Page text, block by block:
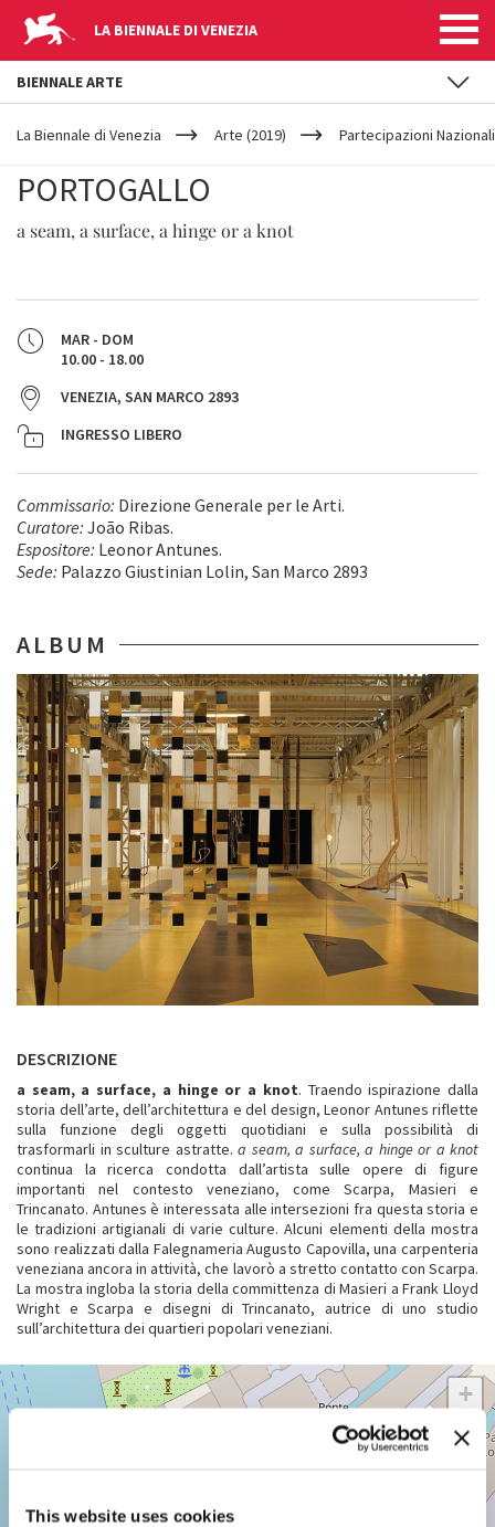
This website uses cookies
LA BIENNALE DI VENEZIA
YOUR
ARE
La Biennale di Venezia Arte (2019) Partecipazioni Nazionali
PORTOGALLO
a seam, a surface, a hinge or a knot
MAR - DOM
10.00 - 18.00
VENEZIA, SAN MARCO 2893
INGRESSO LIBERO
Commissario: Direzione Generale per le Arti.
Curatore: João Ribas.
Espositore: Leonor Antunes.
Sede: Palazzo Giustinian Lolin, San Marco 2893
ALBUM
DESCRIZIONE
a seam, a surface, a hinge or a knot. Traendo ispirazione dalla
storia dell’arte, dell’architettura e del design, Leonor Antunes riflette
sulla funzione degli oggetti quotidiani e sulla possibilità di
trasformarli in sculture astratte. a seam, a surface, a hinge or a knot
continua la ricerca condotta dall’artista sulle opere di figure
importanti nel contesto veneziano, come Scarpa, Masieri e
Trincanato. Antunes è interessata alle intersezioni fra questa storia e
le tradizioni artigianali di varie culture. Alcuni elementi della mostra
sono realizzati dalla Falegnameria Augusto Capovilla, una carpenteria
veneziana ancora in attività, che lavorò a stretto contatto con Scarpa.
La mostra ingloba la storia della committenza di Masieri a Frank Lloyd
Wright e Scarpa e disegni di Trincanato, autrice di uno studio
sull’architettura dei quartieri popolari veneziani.
VENEZIA,
SAN
MARCO
+
−
BIENNALE ARTE